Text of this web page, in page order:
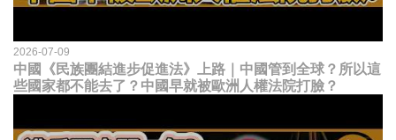
2026-07-09
中國《民族團結進步促進法》上路｜中國管到全球？所以這
些國家都不能去了？中國早就被歐洲人權法院打臉？